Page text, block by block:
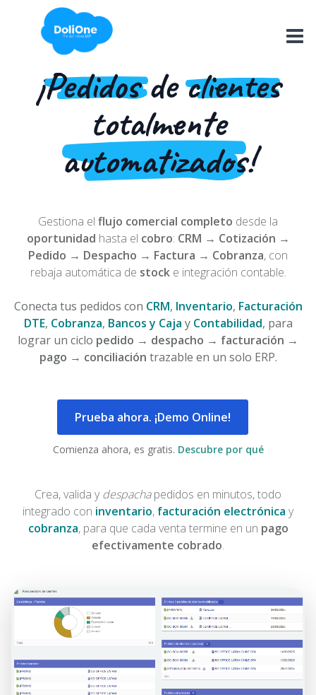
Ir al contenido
¡Pedidosdeclientes
totalmente
automatizados!
Gestiona el flujo comercial completo desde la
oportunidad hasta el cobro: CRM → Cotización →
Pedido → Despacho → Factura → Cobranza, con
rebaja automática de stocke integración contable.
Conecta tus pedidos con CRM, Inventario, Facturación
DTE, Cobranza, Bancos y Caja y Contabilidad, para
lograr un ciclo pedido → despacho → facturación →
pago → conciliación trazable en un solo ERP.
Prueba ahora. ¡Demo Online!
Comienza ahora, es gratis. Descubre por qué
Crea, valida ydespachapedidos en minutos, todo
integrado con inventario, facturación electrónica y
cobranza, para que cada venta termine en un pago
efectivamente cobrado.